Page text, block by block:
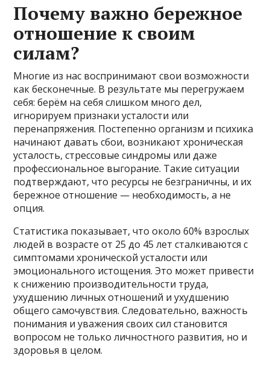
Почему важно бережное
отношение к своим
силам?
Многие из нас воспринимают свои возможности
как бесконечные. В результате мы перегружаем
себя: берём на себя слишком много дел,
игнорируем признаки усталости или
перенапряжения. Постепенно организм и психика
начинают давать сбои, возникают хроническая
усталость, стрессовые синдромы или даже
профессиональное выгорание. Такие ситуации
подтверждают, что ресурсы не безграничны, и их
бережное отношение — необходимость, а не
опция.
Статистика показывает, что около 60% взрослых
людей в возрасте от 25 до 45 лет сталкиваются с
симптомами хронической усталости или
эмоционального истощения. Это может привести
к снижению производительности труда,
ухудшению личных отношений и ухудшению
общего самочувствия. Следовательно, важность
понимания и уважения своих сил становится
вопросом не только личностного развития, но и
здоровья в целом.